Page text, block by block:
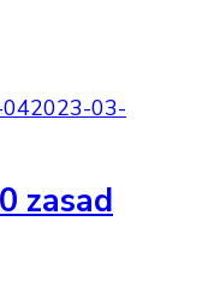
2023-03-
zasad